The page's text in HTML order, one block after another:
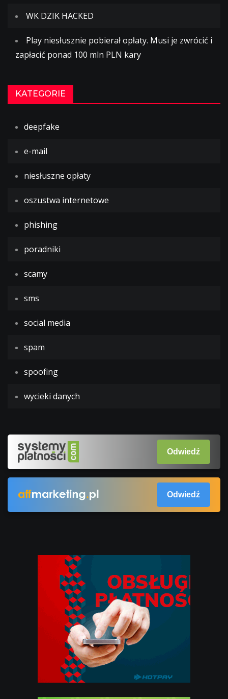
WK DZIK HACKED
Play niesłusznie pobierał opłaty. Musi je zwrócić i
zapłacić ponad 100 mln PLN kary
KATEGORIE
deepfake
e-mail
niesłuszne opłaty
oszustwa internetowe
phishing
poradniki
scamy
sms
social media
spam
spoofing
wycieki danych
Odwiedź
Odwiedź